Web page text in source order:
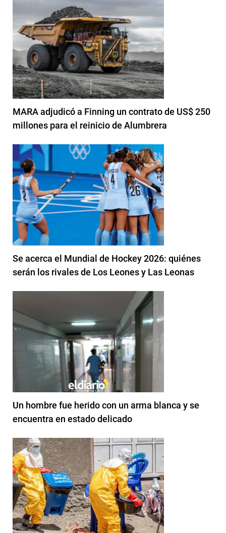
MARA adjudicó a Finning un contrato de US$ 250
millones para el reinicio de Alumbrera
Se acerca el Mundial de Hockey 2026: quiénes
serán los rivales de Los Leones y Las Leonas
Un hombre fue herido con un arma blanca y se
encuentra en estado delicado